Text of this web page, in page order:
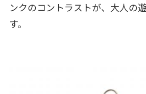
ンクのコントラストが、大人の
す。